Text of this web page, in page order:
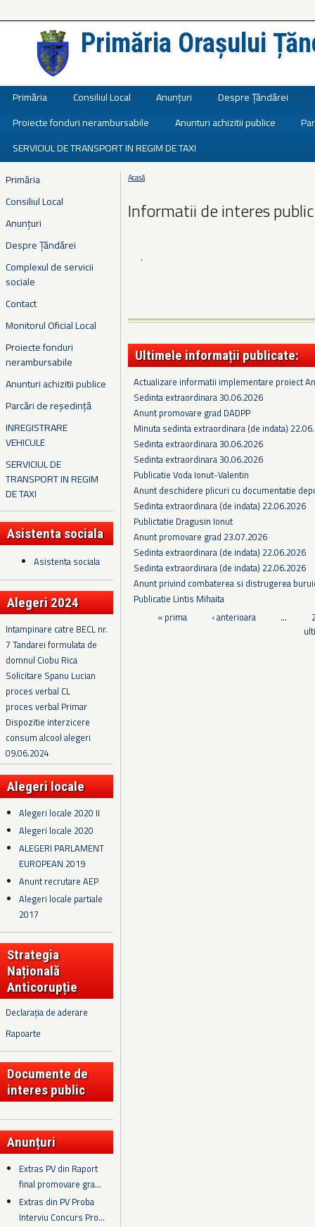
Primăria Orașului
Primăria Consiliul Local Anunțuri Despre Țăndărei
Proiecte fonduri nerambursabile
Anunturi achizitii publice
SERVICIUL DE TRANSPORT IN REGIM DE TAXI
Primăria
Consiliul Local
Anunțuri
Despre Țăndărei
Complexul de servicii
sociale
Contact
Monitorul Oficial Local
Proiecte fonduri
nerambursabile
Anunturi achizitii publice
Parcări de reședință
INREGISTRARE
VEHICULE
SERVICIUL DE
TRANSPORT IN REGIM
DE TAXI
Asistenta sociala
Asistenta sociala
Alegeri 2024
Intampinare catre BECL nr.
7 Tandarei formulata de
domnul Ciobu Rica
Solicitare Spanu Lucian
proces verbal CL
proces verbal Primar
Dispozitie interzicere
consum alcool alegeri
09.06.2024
Alegeri locale
Alegeri locale 2020 II
Alegeri locale 2020
ALEGERI PARLAMENT
EUROPEAN 2019
Anunt recrutare AEP
Alegeri locale partiale
2017
Strategia
Națională
Anticorupție
Declarația de aderare
Rapoarte
Documente de
interes public
Anunțuri
Extras PV din Raport
final promovare gra...
Extras din PV Proba
Interviu Concurs Pro...
Eşti aici
Acasă
Informatii de interes public
.
Ultimele informații publicate:
Actualizare informatii implementare proiect
Sedinta extraordinara 30.06.2026
Anunt promovare grad DADPP
Minuta sedinta extraordinara (de indata)
Sedinta extraordinara 30.06.2026
Sedinta extraordinara 30.06.2026
Publicatie Voda Ionut-Valentin
Anunt deschidere plicuri cu documentatie
Sedinta extraordinara (de indata) 22.06.2026
Publictatie Dragusin Ionut
Anunt promovare grad 23.07.2026
Sedinta extraordinara (de indata) 22.06.2026
Sedinta extraordinara (de indata) 22.06.2026
Anunt privind combaterea si distrugerea
Publicatie Lintis Mihaita
Pagini
« prima ‹ anterioara …